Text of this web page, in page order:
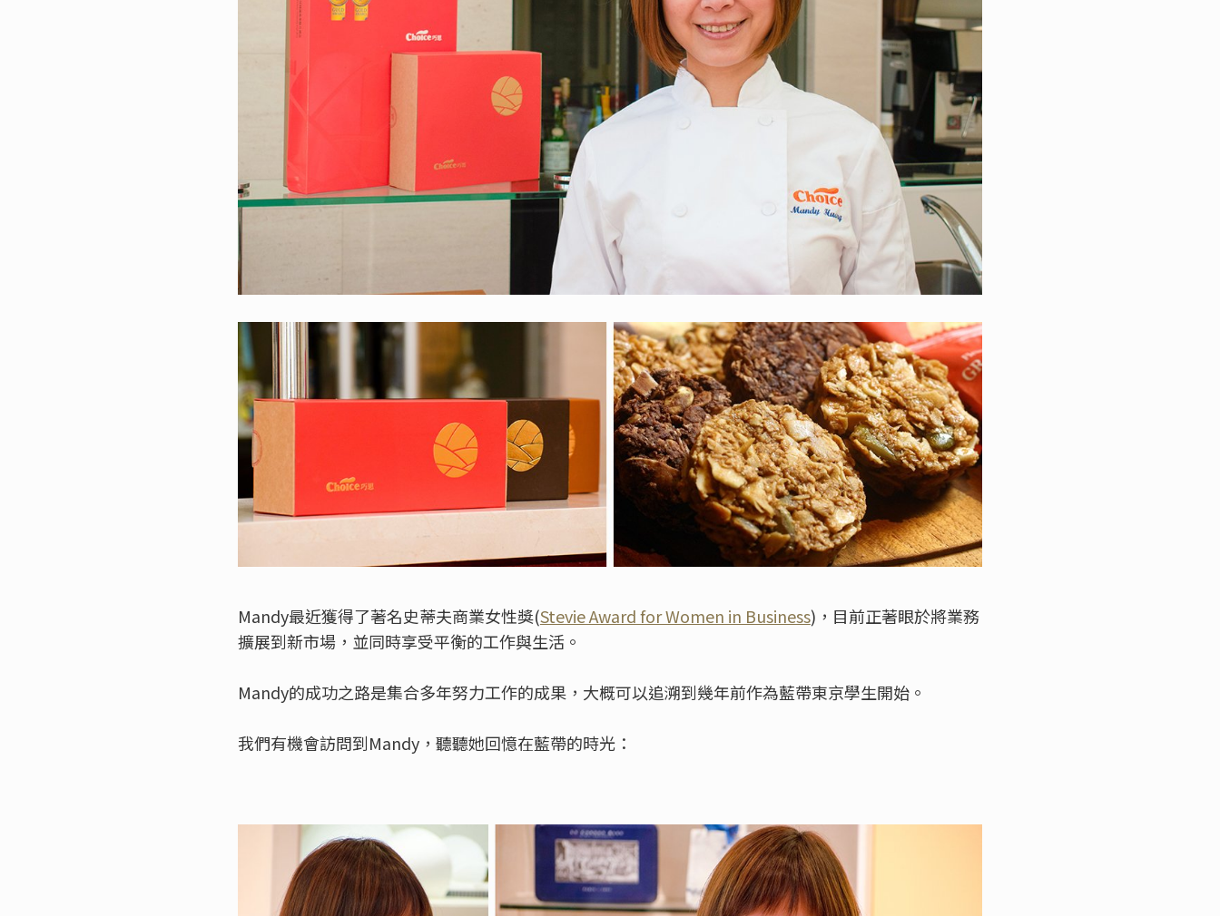
Mandy最近獲得了著名史蒂夫商業女性獎(Stevie Award for Women in Business)，目前正著眼於將業務
擴展到新市場，並同時享受平衡的工作與生活。
Mandy的成功之路是集合多年努力工作的成果，大概可以追溯到幾年前作為藍帶東京學生開始。
我們有機會訪問到Mandy，聽聽她回憶在藍帶的時光：